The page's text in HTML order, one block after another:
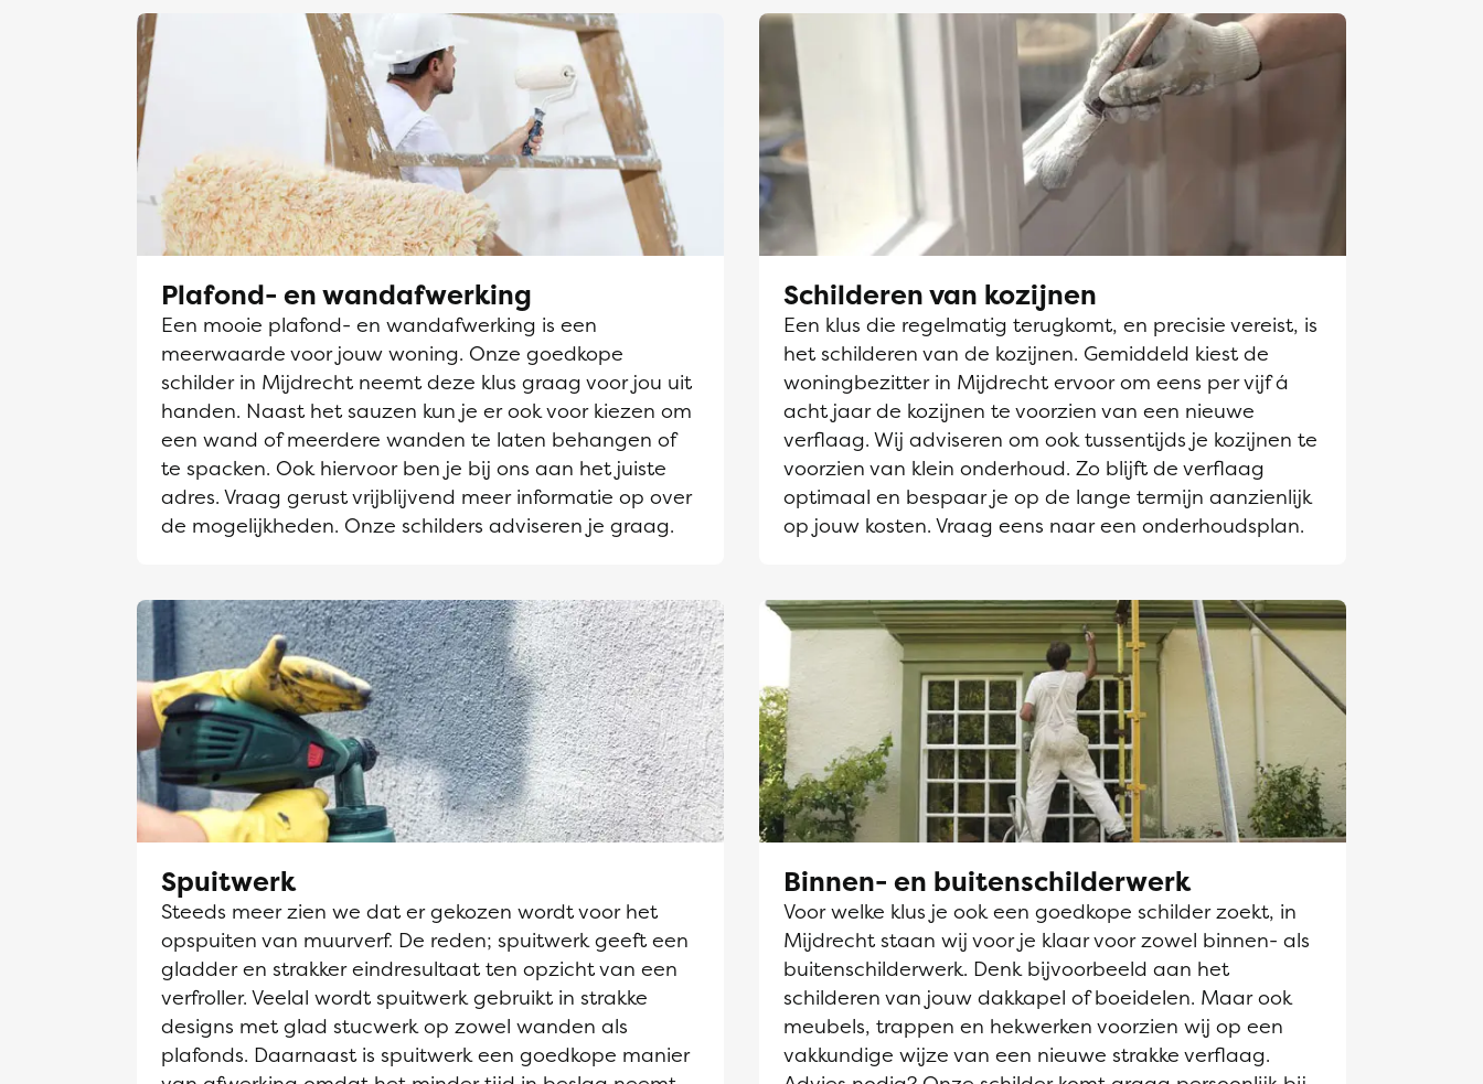
Plafond- en wandafwerking
Een mooie plafond- en wandafwerking is een
meerwaarde voor jouw woning. Onze goedkope
schilder in Mijdrecht neemt deze klus graag voor jou uit
handen. Naast het sauzen kun je er ook voor kiezen om
een wand of meerdere wanden te laten behangen of
te spacken. Ook hiervoor ben je bij ons aan het juiste
adres. Vraag gerust vrijblijvend meer informatie op over
de mogelijkheden. Onze schilders adviseren je graag.
Schilderen van kozijnen
Een klus die regelmatig terugkomt, en precisie vereist, is
het schilderen van de kozijnen. Gemiddeld kiest de
woningbezitter in Mijdrecht ervoor om eens per vijf á
acht jaar de kozijnen te voorzien van een nieuwe
verflaag. Wij adviseren om ook tussentijds je kozijnen te
voorzien van klein onderhoud. Zo blijft de verflaag
optimaal en bespaar je op de lange termijn aanzienlijk
op jouw kosten. Vraag eens naar een onderhoudsplan.
Spuitwerk
Steeds meer zien we dat er gekozen wordt voor het
opspuiten van muurverf. De reden; spuitwerk geeft een
gladder en strakker eindresultaat ten opzicht van een
verfroller. Veelal wordt spuitwerk gebruikt in strakke
designs met glad stucwerk op zowel wanden als
plafonds. Daarnaast is spuitwerk een goedkope manier
Binnen- en buitenschilderwerk
Voor welke klus je ook een goedkope schilder zoekt, in
Mijdrecht staan wij voor je klaar voor zowel binnen- als
buitenschilderwerk. Denk bijvoorbeeld aan het
schilderen van jouw dakkapel of boeidelen. Maar ook
meubels, trappen en hekwerken voorzien wij op een
vakkundige wijze van een nieuwe strakke verflaag.